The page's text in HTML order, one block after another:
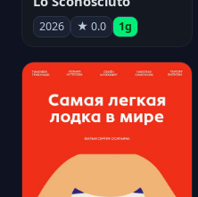
2026 ★ 0.0 1g